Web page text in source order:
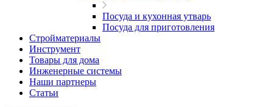
Посуда и кухонная утварь
Посуда для приготовления
Стройматериалы
Инструмент
Товары для дома
Инженерные системы
Наши партнеры
Статьи